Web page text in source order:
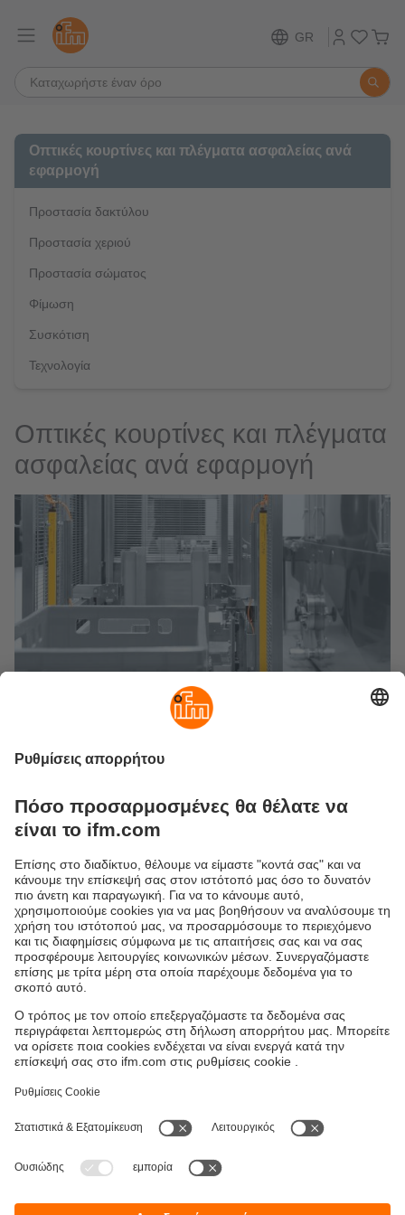
GR
Οπτικές κουρτίνες και πλέγματα ασφαλείας ανά
εφαρμογή
Προστασία δακτύλου
Προστασία χεριού
Προστασία σώματος
Φίμωση
Συσκότιση
Τεχνολογία
Οπτικές κουρτίνες και πλέγματα
ασφαλείας ανά εφαρμογή
εκεί που απαιτείται ο αξιόπιστος αποκλεισμός των
περιοχών κινδύνου. Είναι οπτοηλεκτρονικές διατάξεις
δέκτες. Ανταποκρίνονται στις τεχνικές απαιτήσεις
ασφαλείας του τύπου 2 / SIL 1 ή του τύπου 4 / SIL 3.
Τυπικές περιπτώσεις εφαρμογής είναι ο περιορισμός
πρόσβασης και η επιτήρηση περιοχών κινδύνου σε
κυψέλες ρομπότ και γραμμές παραγωγής. Για τη χρήση
στη βιομηχανία τροφίμων και ποτών διατίθενται συσκευές
με προστατευτικό σωλήνα και υψηλό βαθμό προστασίας.
Τοποθεσίες (EN)
Responsible Disclosure
Ανδρέα Παπανδρέου 29